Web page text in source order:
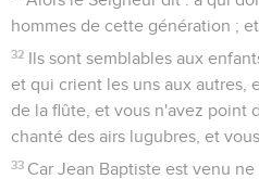
hommes de cette génération ;
32 Ils sont semblables aux
et qui crient les uns aux autres,
de la flûte, et vous n'avez point
chanté des airs lugubres, et
33 Car Jean Baptiste est venu